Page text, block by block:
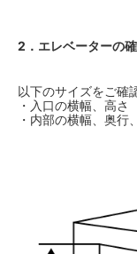
2．エレベーターの
以下のサイズをご確
・入口の横幅、高さ
・内部の横幅、奥行